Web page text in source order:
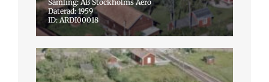
Samling: AB Stockholms Aero
Daterad: 1959
ID: ARDI00018